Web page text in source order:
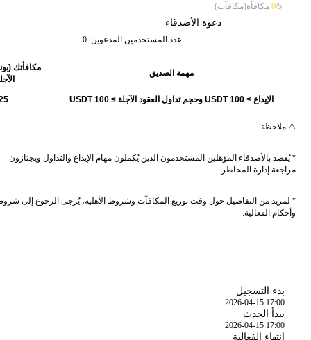
0/5 مكافأة(مكافآت)
دعوة الأصدقاء
عدد المستخدمين المدعوين: 0
مهمة الصديق
مكافأتك
الإيداع > 100 USDT وحجم تداول العقود الآجلة ≥ 100 USDT
⚠️ ملاحظة:
* يُقصد بالأصدقاء المؤهلين المستخدمون الذين يُكملون مهام الإيداع والتداول ويجتازون
مراجعة إدارة المخاطر.
* لمزيد من التفاصيل حول وقت توزيع المكافآت وشروط الأهلية، يُرجى الرجوع إلى
وأحكام الفعالية.
بدء التسجيل
2026-04-15 17:00
يبدأ الحدث
2026-04-15 17:00
انتهاء الفعالية